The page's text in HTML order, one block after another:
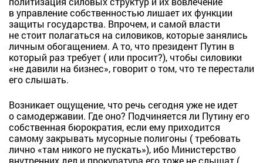
в управление собственностью лишает их функции
защиты государства. Впрочем, и самой власти
не стоит полагаться на силовиков, которые занялись
личным обогащением. А то, что президент Путин в
который раз требует ( или просит?), чтобы силовики
«не давили на бизнес», говорит о том, что те перестали
его слышать.
Возникает ощущение, что речь сегодня уже не идет
о самодержавии. Где оно? Подчиняется ли Путину его
собственная бюрократия, если ему приходится
самому закрывать мусорные полигоны ( требовать
лично «там никого не пускать»), ибо Министерство
внутренних дел и прокуратура его тоже не слышат (